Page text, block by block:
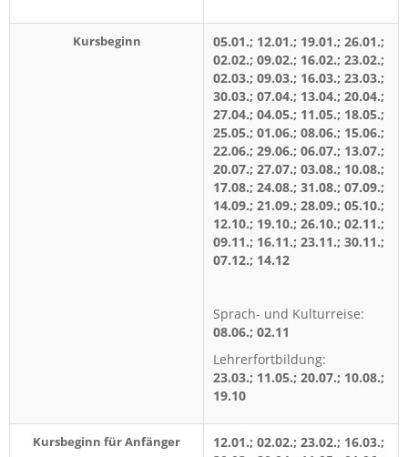
Kursbeginn
05.01.; 12.01.; 19.01.; 26.01.;
02.02.; 09.02.; 16.02.; 23.02.;
02.03.; 09.03.; 16.03.; 23.03.;
30.03.; 07.04.; 13.04.; 20.04.;
27.04.; 04.05.; 11.05.; 18.05.;
25.05.; 01.06.; 08.06.; 15.06.;
22.06.; 29.06.; 06.07.; 13.07.;
20.07.; 27.07.; 03.08.; 10.08.;
17.08.; 24.08.; 31.08.; 07.09.;
14.09.; 21.09.; 28.09.; 05.10.;
12.10.; 19.10.; 26.10.; 02.11.;
09.11.; 16.11.; 23.11.; 30.11.;
07.12.; 14.12
Sprach- und Kulturreise:
08.06.; 02.11
Lehrerfortbildung:
23.03.; 11.05.; 20.07.; 10.08.;
19.10
Kursbeginn für Anfänger
12.01.; 02.02.; 23.02.; 16.03.;